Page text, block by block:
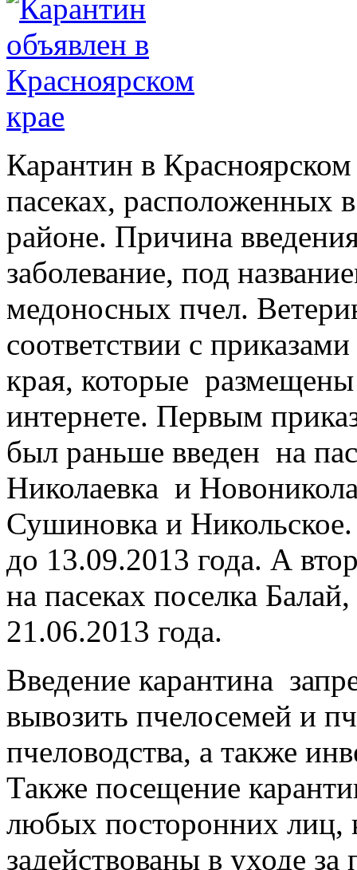
Карантин в
пасеках, расположенных
районе. Причина
заболевание, под
медоносных пчел.
соответствии с
края, которые размещены
интернете. Первым
был раньше введен на
Николаевка и
Сушиновка и
до 13.09.2013 года. А
на пасеках поселка
21.06.2013 года.
Введение карантина
вывозить пчелосемей и
пчеловодства, а также
Также посещение
любых посторонних лиц,
задействованы в уходе за